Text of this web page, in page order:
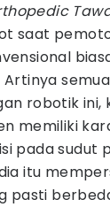
saat
robotik ini,
memiliki
pada sudut
itu
pasti